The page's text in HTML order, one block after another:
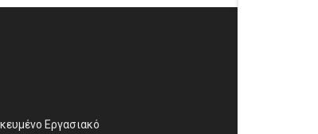
Εργασιακό